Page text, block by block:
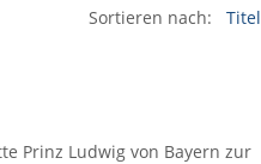
Sortieren nach: Titel
Prinz Ludwig von Bayern zur